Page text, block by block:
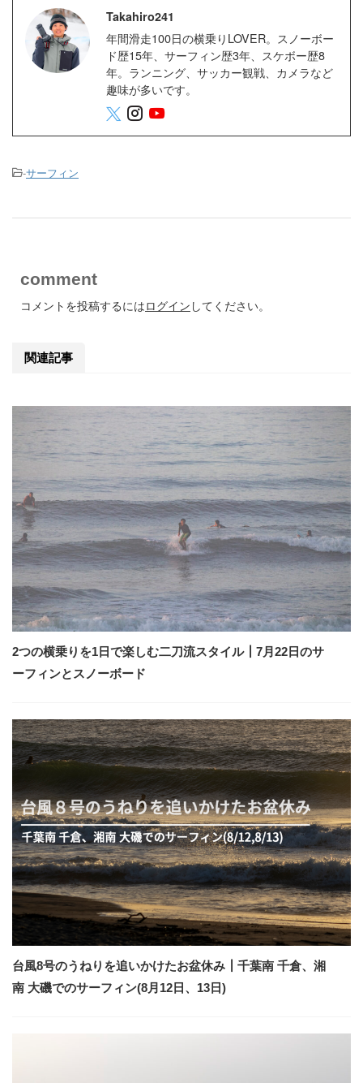
Takahiro241
年間滑走100日の横乗りLOVER。スノーボー
ド歴15年、サーフィン歴3年、スケボー歴8
年。ランニング、サッカー観戦、カメラなど
趣味が多いです。
-サーフィン
comment
コメントを投稿するにはログイン してください。
関連記事
2つの横乗りを1日で楽しむ二刀流スタイル┃7月22日のサ
ーフィンとスノーボード
台風8号のうねりを追いかけたお盆休み┃千葉南 千倉、湘
南 大磯でのサーフィン(8月12日、13日)